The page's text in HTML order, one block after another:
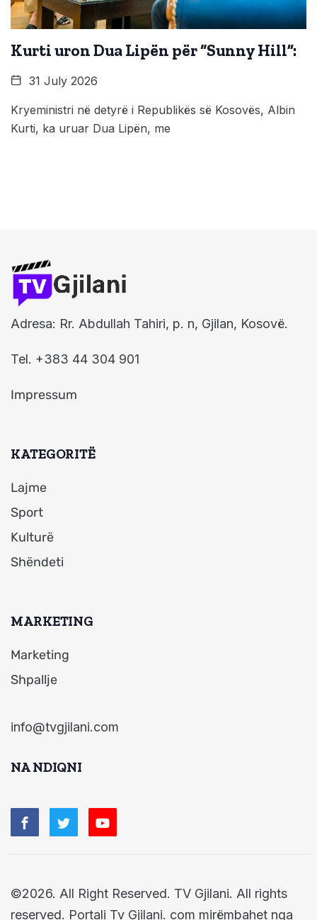
Kurti uron Dua Lipën për “Sunny Hill”:
31 July 2026
Kryeministri në detyrë i Republikës së Kosovës, Albin
Kurti, ka uruar Dua Lipën, me
Adresa: Rr. Abdullah Tahiri, p. n, Gjilan, Kosovë.
Tel. +383 44 304 901
Impressum
KATEGORITË
Lajme
Sport
Kulturë
Shëndeti
MARKETING
Marketing
Shpallje
info@tvgjilani.com
NA NDIQNI
©2026. All Right Reserved. TV Gjilani. All rights
reserved. Portali Tv Gjilani. com mirëmbahet nga